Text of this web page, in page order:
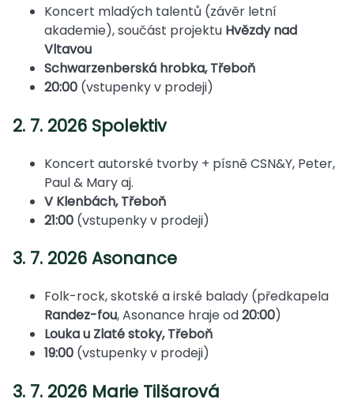
Koncert mladých talentů (závěr letní
akademie), součást projektu Hvězdy nad
Vltavou
Schwarzenberská hrobka, Třeboň
20:00 (vstupenky v prodeji)
2. 7. 2026 Spolektiv
Koncert autorské tvorby + písně CSN&Y, Peter,
Paul & Mary aj.
V Klenbách, Třeboň
21:00 (vstupenky v prodeji)
3. 7. 2026 Asonance
Folk-rock, skotské a irské balady (předkapela
Randez-fou, Asonance hraje od20:00)
Louka u Zlaté stoky, Třeboň
19:00 (vstupenky v prodeji)
3. 7. 2026 Marie Tilšarová